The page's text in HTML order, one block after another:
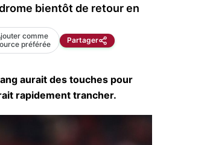
bientôt de retour en
comme
préférée
Partager
aurait des touches pour
rapidement trancher.